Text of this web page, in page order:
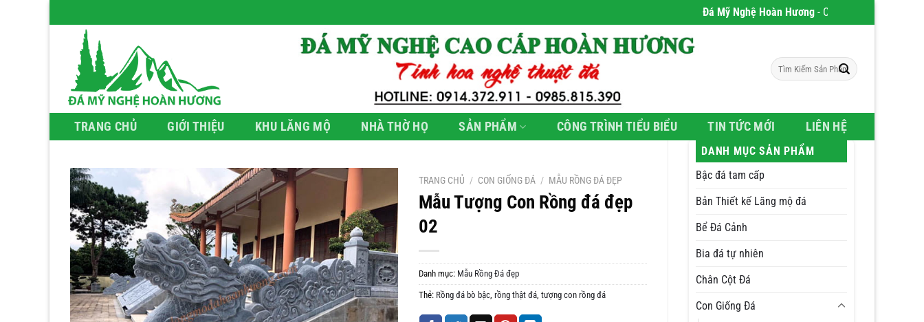
qua
Đá Mỹ Nghệ Hoàn Hương- Chúng tôi chuyên phân
Tìm
kiếm:
TRANG CHỦ GIỚI THIỆU KHU LĂNG MỘ NHÀ THỜ HỌ SẢN PHẨM CÔNG TRÌNH TIỂU BIỂU TIN TỨC MỚI LIÊN HỆ
DANH MỤC SẢN PHẨM
Bậc đá tam cấp
Bản Thiết kế Lăng mộ đá
Bể Đá Cảnh
Bia đá tự nhiên
Chân Cột Đá
Con Giống Đá
TRANG CHỦ / CON GIỐNG ĐÁ / MẪU RỒNG ĐÁ ĐẸP
Mẫu Tượng Con Rồng đá đẹp
02
Danh mục: Mẫu Rồng Đá đẹp
Thẻ: Rồng đá bò bậc, rồng thật đá, tượng con rồng đá